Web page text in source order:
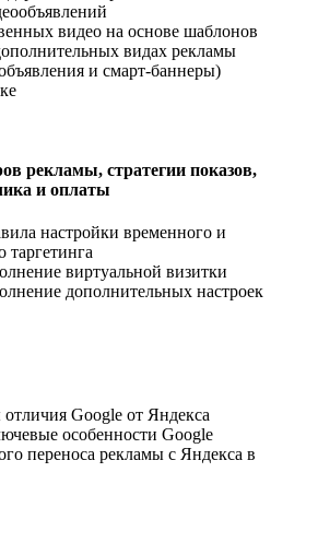
видео на основе шаблонов
видах рекламы
и смарт-баннеры)
рекламы, стратегии показов,
и оплаты
настройки временного и
таргетинга
виртуальной визитки
дополнительных настроек
Google от Яндекса
особенности Google
переноса рекламы с Яндекса в